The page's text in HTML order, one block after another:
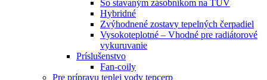
So stavaným zásobníkom na TÚV
Hybridné
Zvýhodnené zostavy tepelných čerpadiel
Vysokoteplotné – Vhodné pre radiátorové
vykuruvanie
Príslušenstvo
Fan-coily
Pre prípravu teplej vody tepcerp